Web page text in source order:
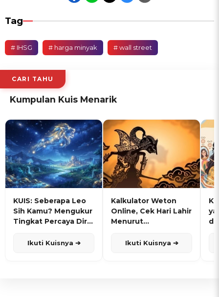
Tag
# IHSG # harga minyak # wall street
CARI TAHU
Kumpulan Kuis Menarik
KUIS: Seberapa Leo
Sih Kamu? Mengukur
Tingkat Percaya Diri
Ikuti Kuisnya ➔
Kalkulator Weton
Online, Cek Hari Lahir
Menurut
Ikuti Kuisnya ➔